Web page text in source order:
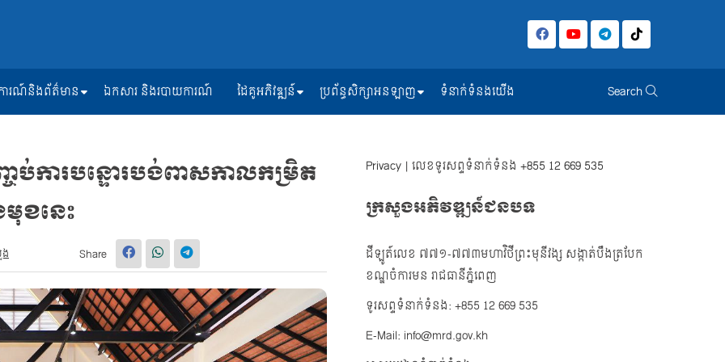
ការណ៍និងព័ត៌មាន ឯកសារ និងរបាយការណ៍ ដៃគូអភិវឌ្ឍន៍ ប្រព័ន្ធសិក្សាអនឡាញ ទំនាក់ទំនងយើង Search
ចប់ការបន្ទោរបង់ពាសកាលកម្រិត
ខនេះ
ង Share
Privacy | លេខទូរសព្ទទំនាក់ទំនង +855 12 669 535
ក្រសួងអភិវឌ្ឍន៍ជនបទ
ដីឡូត៍លេខ ៧៧១-៧៧៣មហាវិថីព្រះមុនីវង្ស សង្កាត់បឹងត្របែក
ខណ្ឌចំការមន រាជធានីភ្នំពេញ
ទូរសព្ទទំនាក់ទំនង: +855 12 669 535
E-Mail: info@mrd.gov.kh